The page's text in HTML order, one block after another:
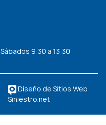
9:30 a 13:30
Diseño de Sitios Web
Siniestro.net